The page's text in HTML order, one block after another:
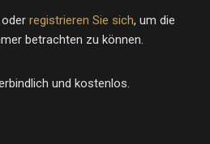
oder registrieren Sie sich, um die
betrachten zu können.
und kostenlos.